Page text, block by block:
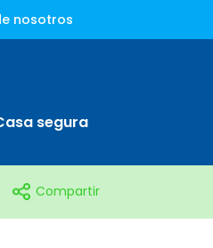
nosotros
segura
Compartir